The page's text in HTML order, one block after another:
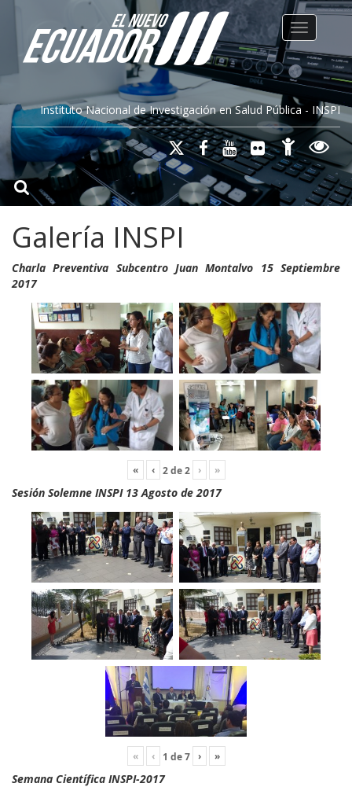
Instituto Nacional de Investigación en Salud Pública - INSPI
Toggle
Galería INSPI
Charla Preventiva Subcentro Juan Montalvo 15 Septiembre
2017
« ‹ 2de2 › »
Sesión Solemne INSPI 13 Agosto de 2017
« ‹ 1 de7 › »
Semana Científica INSPI-2017